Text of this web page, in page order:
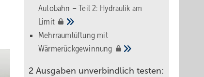
Autobahn – Teil 2: Hydraulik am
Limit
Mehrraumlüftung mit
Wärmerückgewinnung
2 Ausgaben unverbindlich testen: